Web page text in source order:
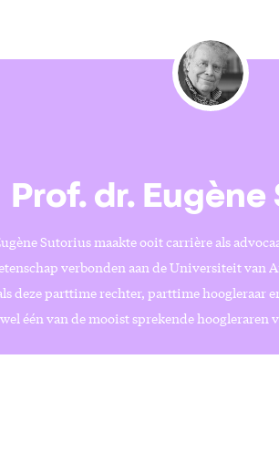
Prof. dr.
Sutorius maakte ooit carrière als
verbonden aan de Universiteit van
deze parttime rechter, parttime hoogleraar
wel één van de mooist sprekende hoogleraren